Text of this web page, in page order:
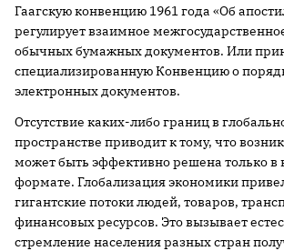
Гаагскую конвенцию 1961 года «Об
регулирует взаимное
обычных бумажных документов. Или
специализированную Конвенцию о
электронных документов.
Отсутствие каких-либо границ в
пространстве приводит к тому, что
может быть эффективно решена только в
формате. Глобализация экономики
гигантские потоки людей, товаров,
финансовых ресурсов. Это вызывает
стремление населения разных стран